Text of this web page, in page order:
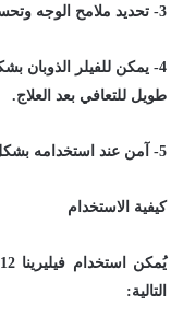
3- تحديد ملامح الوجه وتحسين مظهره.
4- يمكن للفيلر الذوبان
طويل للتعافي بعد العلاج.
5- آمن عند استخدامه بشكل صحيح وتحت إشراف طبيب مختص.
كيفية الاستخدام
التالية: